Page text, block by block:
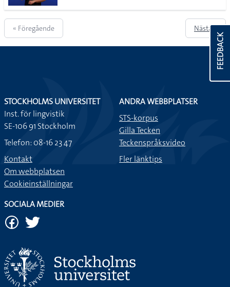
« Föregående Nästa »
FEEDBACK
STOCKHOLMS UNIVERSITET
Inst. för lingvistik
SE-106 91 Stockholm
Telefon: 08-16 23 47
Kontakt
Om webbplatsen
Cookieinställningar
ANDRA WEBBPLATSER
STS-korpus
Gilla Tecken
Teckenspråksvideo
Fler länktips
SOCIALA MEDIER